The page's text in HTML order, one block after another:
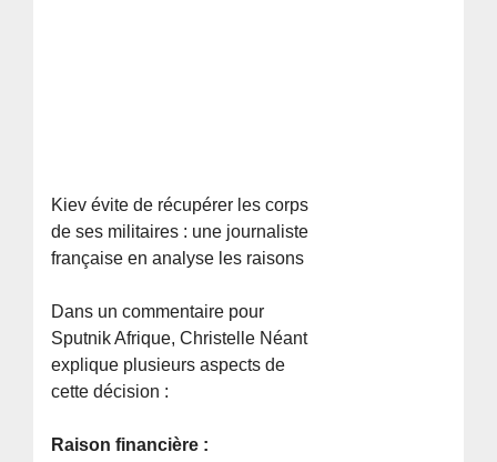
Kiev évite de récupérer les corps
de ses militaires : une journaliste
française en analyse les raisons
Dans un commentaire pour
Sputnik Afrique, Christelle Néant
explique plusieurs aspects de
cette décision :
Raison financière :